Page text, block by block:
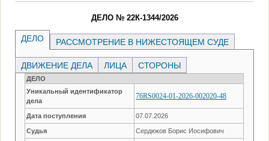
ДЕЛО № 22К-1344/2026
ДЕЛО РАССМОТРЕНИЕ В НИЖЕСТОЯЩЕМ СУДЕ
ДВИЖЕНИЕ ДЕЛА ЛИЦА СТОРОНЫ
ДЕЛО
Уникальный идентификатор
дела
76RS0024-01-2026-002020-48
Дата поступления 07.07.2026
Судья Сердюков Борис Иосифович